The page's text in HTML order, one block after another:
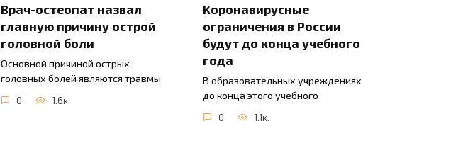
Врач-остеопат назвал
главную причину острой
головной боли
Основной причиной острых
головных болей являются травмы
0 1.6к.
Коронавирусные
ограничения в России
будут до конца учебного
года
В образовательных учреждениях
до конца этого учебного
0 1.1к.